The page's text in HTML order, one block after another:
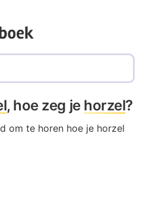
, hoe zeg je horzel?
om te horen hoe je horzel